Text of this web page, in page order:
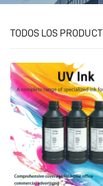
Productos
Noticias
Servicio
Aplicación
TODOS LOS